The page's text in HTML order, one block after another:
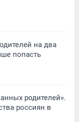
на два
попасть
родителей».
россиян в